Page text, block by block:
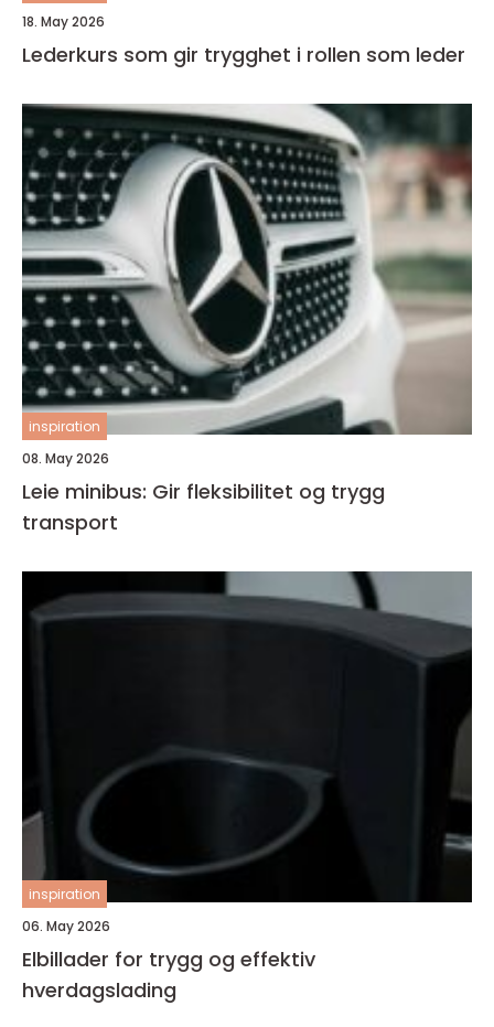
18. May 2026
Lederkurs som gir trygghet i rollen som leder
inspiration
08. May 2026
Leie minibus: Gir fleksibilitet og trygg
transport
inspiration
06. May 2026
Elbillader for trygg og effektiv
hverdagslading